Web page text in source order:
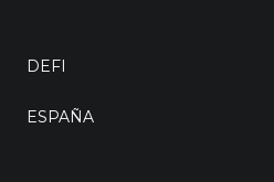
DEFI
ESPAÑA